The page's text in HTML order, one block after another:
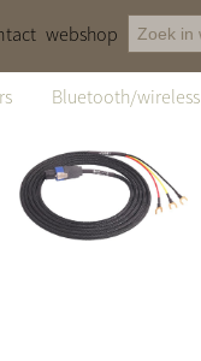
webshop
Bluetooth/wireless